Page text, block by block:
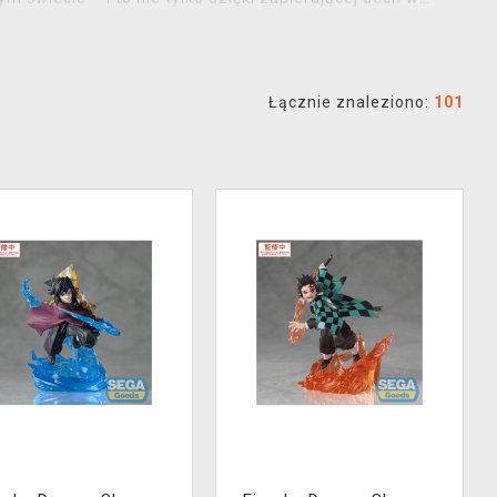
, ale także popularne figurki
ofertyjapońskich
figurki, uzupełniacie garderobę, czy po prostu
przeniesiecie u nas poza strony mangi czy ekran
Łącznie znaleziono: 101